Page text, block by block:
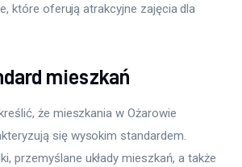
które oferują atrakcyjne zajęcia dla
mieszkań
że mieszkania w Ożarowie
się wysokim standardem.
przemyślane układy mieszkań, a także